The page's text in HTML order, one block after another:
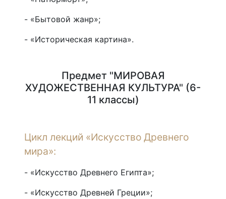
- «Бытовой жанр»;
- «Историческая картина».
Предмет "МИРОВАЯ
ХУДОЖЕСТВЕННАЯ КУЛЬТУРА" (6-
11 классы)
Цикл лекций «Искусство Древнего
мира»:
- «Искусство Древнего Египта»;
- «Искусство Древней Греции»;